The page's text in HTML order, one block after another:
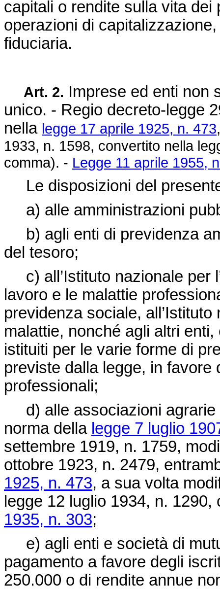
capitali o rendite sulla vita
operazioni di
fiduciaria.
Art. 2. Imprese ed enti non
unico. - Regio decreto-legge
nella legge 17 aprile 1925, n. 473
1933, n. 1598, convertito nella
comma). - Legge 11 aprile 1955,
Le disposizioni del
a) alle amministrazioni
b) agli enti di previdenza
del tesoro;
c) all’Istituto nazionale per
lavoro e le malattie
previdenza sociale,
malattie, nonché agli altri
istituiti per le varie forme di
previste dalla legge, in
professionali;
d) alle associazioni agrarie
norma della legge 7 luglio
settembre 1919, n. 1759,
ottobre 1923, n. 2479,
1925, n. 473, a sua volta
legge 12 luglio 1934, n. 1290,
1935, n. 303;
e) agli enti e società di
pagamento a favore degli
250.000 o di rendite annue